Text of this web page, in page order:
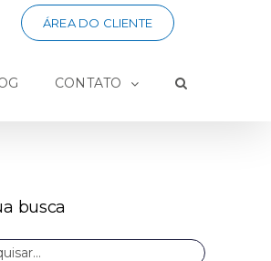
ÁREA DO CLIENTE
CONTATO
busca